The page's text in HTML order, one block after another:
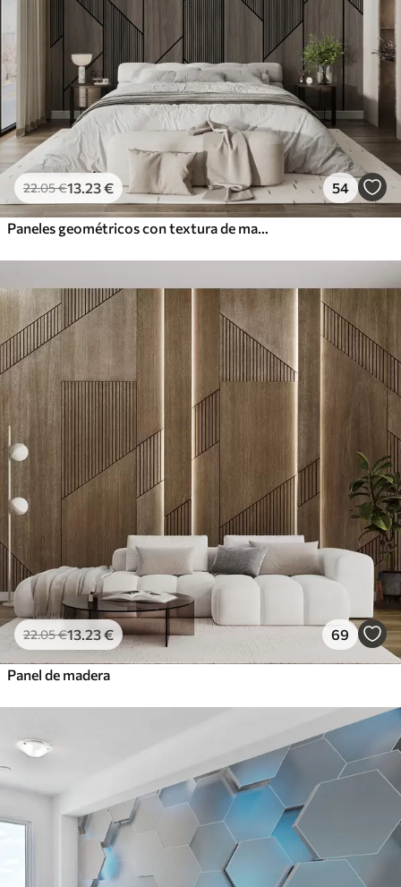
22.05€13 .23€ 54
22.05€13 .23€ 69
Panel de madera